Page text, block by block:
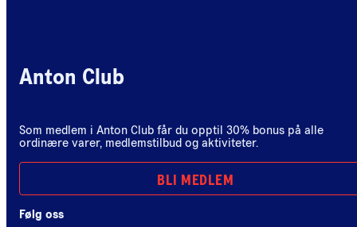
Anton Club
Som medlem i Anton Club får du opptil 30% bonus på alle
ordinære varer, medlemstilbud og aktiviteter.
BLI MEDLEM
Følg oss